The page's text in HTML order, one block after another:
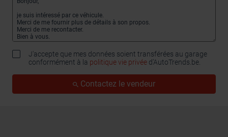
J'accepte que mes données soient transférées au garage
conformément à la politique vie privée d’AutoTrends.be.
Contactez le vendeur